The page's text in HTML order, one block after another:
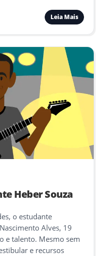
Leia Mais
Heber Souza
o estudante
Alves, 19
e talento. Mesmo sem
e recursos